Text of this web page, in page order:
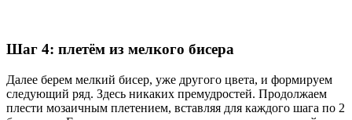
Шаг 4: плетём из мелкого бисера
Далее берем мелкий бисер, уже другого цвета, и формируем
следующий ряд. Здесь никаких премудростей. Продолжаем
плести мозаичным плетением, вставляя для каждого шага по 2